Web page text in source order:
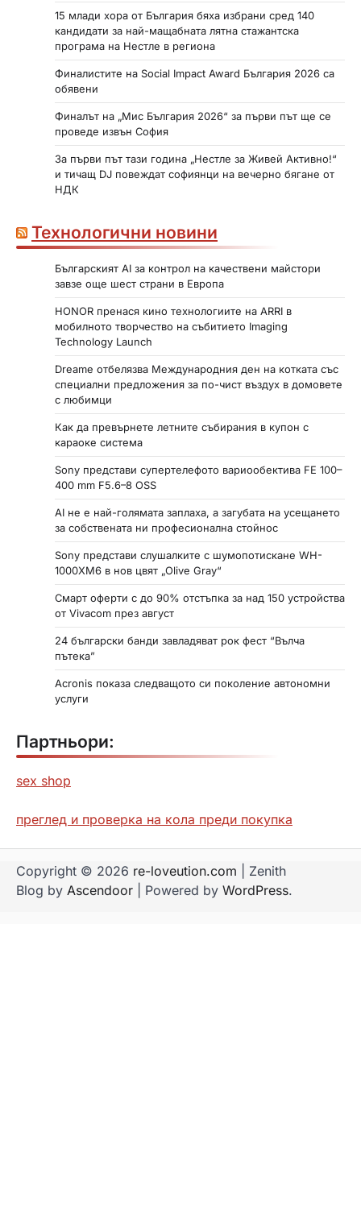
15 млади хора от България бяха избрани сред 140
кандидати за най-мащабната лятна стажантска
програма на Нестле в региона
Финалистите на Social Impact Award България 2026 са
обявени
Финалът на „Мис България 2026“ за първи път ще се
проведе извън София
За първи път тази година „Нестле за Живей Активно!“
и тичащ DJ повеждат софиянци на вечерно бягане от
НДК
Технологични новини
Българският AI за контрол на качествени майстори
завзе още шест страни в Европа
HONOR пренася кино технологиите на ARRI в
мобилното творчество на събитието Imaging
Technology Launch
Dreame отбелязва Международния ден на котката със
специални предложения за по-чист въздух в домовете
с любимци
Как да превърнете летните събирания в купон с
караоке система
Sony представи супертелефото вариообектива FE 100–
400 mm F5.6–8 OSS
AI не е най-голямата заплаха, а загубата на усещането
за собствената ни професионална стойнос
Sony представи слушалките с шумопотискане WH-
1000XM6 в нов цвят „Olive Gray“
Смарт оферти с до 90% отстъпка за над 150 устройства
от Vivacom през август
24 български банди завладяват рок фест “Вълча
пътека”
Acronis показа следващото си поколение автономни
услуги
Партньори:
sex shop
преглед и проверка на кола преди покупка
Copyright © 2026 re-loveution.com | Zenith
Blog by Ascendoor | Powered by WordPress.